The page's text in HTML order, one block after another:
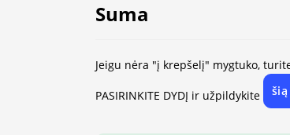
Suma
Jeigu nėra "į krepšelį" mygtuko,
PASIRINKITE DYDĮ ir užpildykite